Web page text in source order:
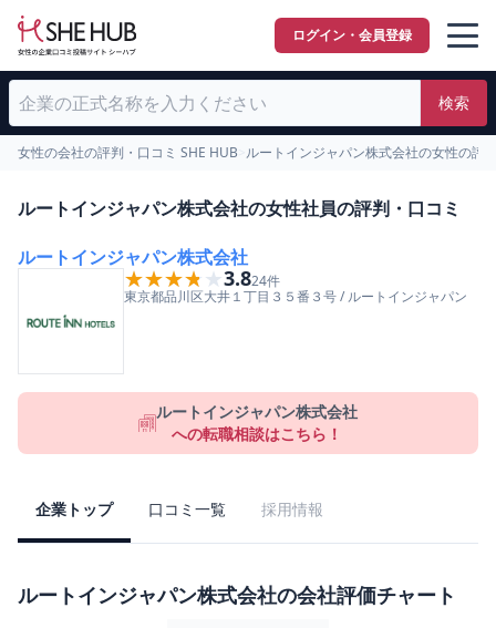
ログイン・会員登録
検索
女性の会社の評判・口コミ SHE HUB ルートインジャパン株式会社の女性の評
ルートインジャパン株式会社の女性社員の評判・口コミ
ルートインジャパン株式会社
★★★★★
★★★★★3.824件
東京都品川区大井１丁目３５番３号/ルートインジャパン
ルートインジャパン株式会社
への転職相談はこちら！
企業トップ 口コミ一覧 採用情報
ルートインジャパン株式会社の会社評価チャート